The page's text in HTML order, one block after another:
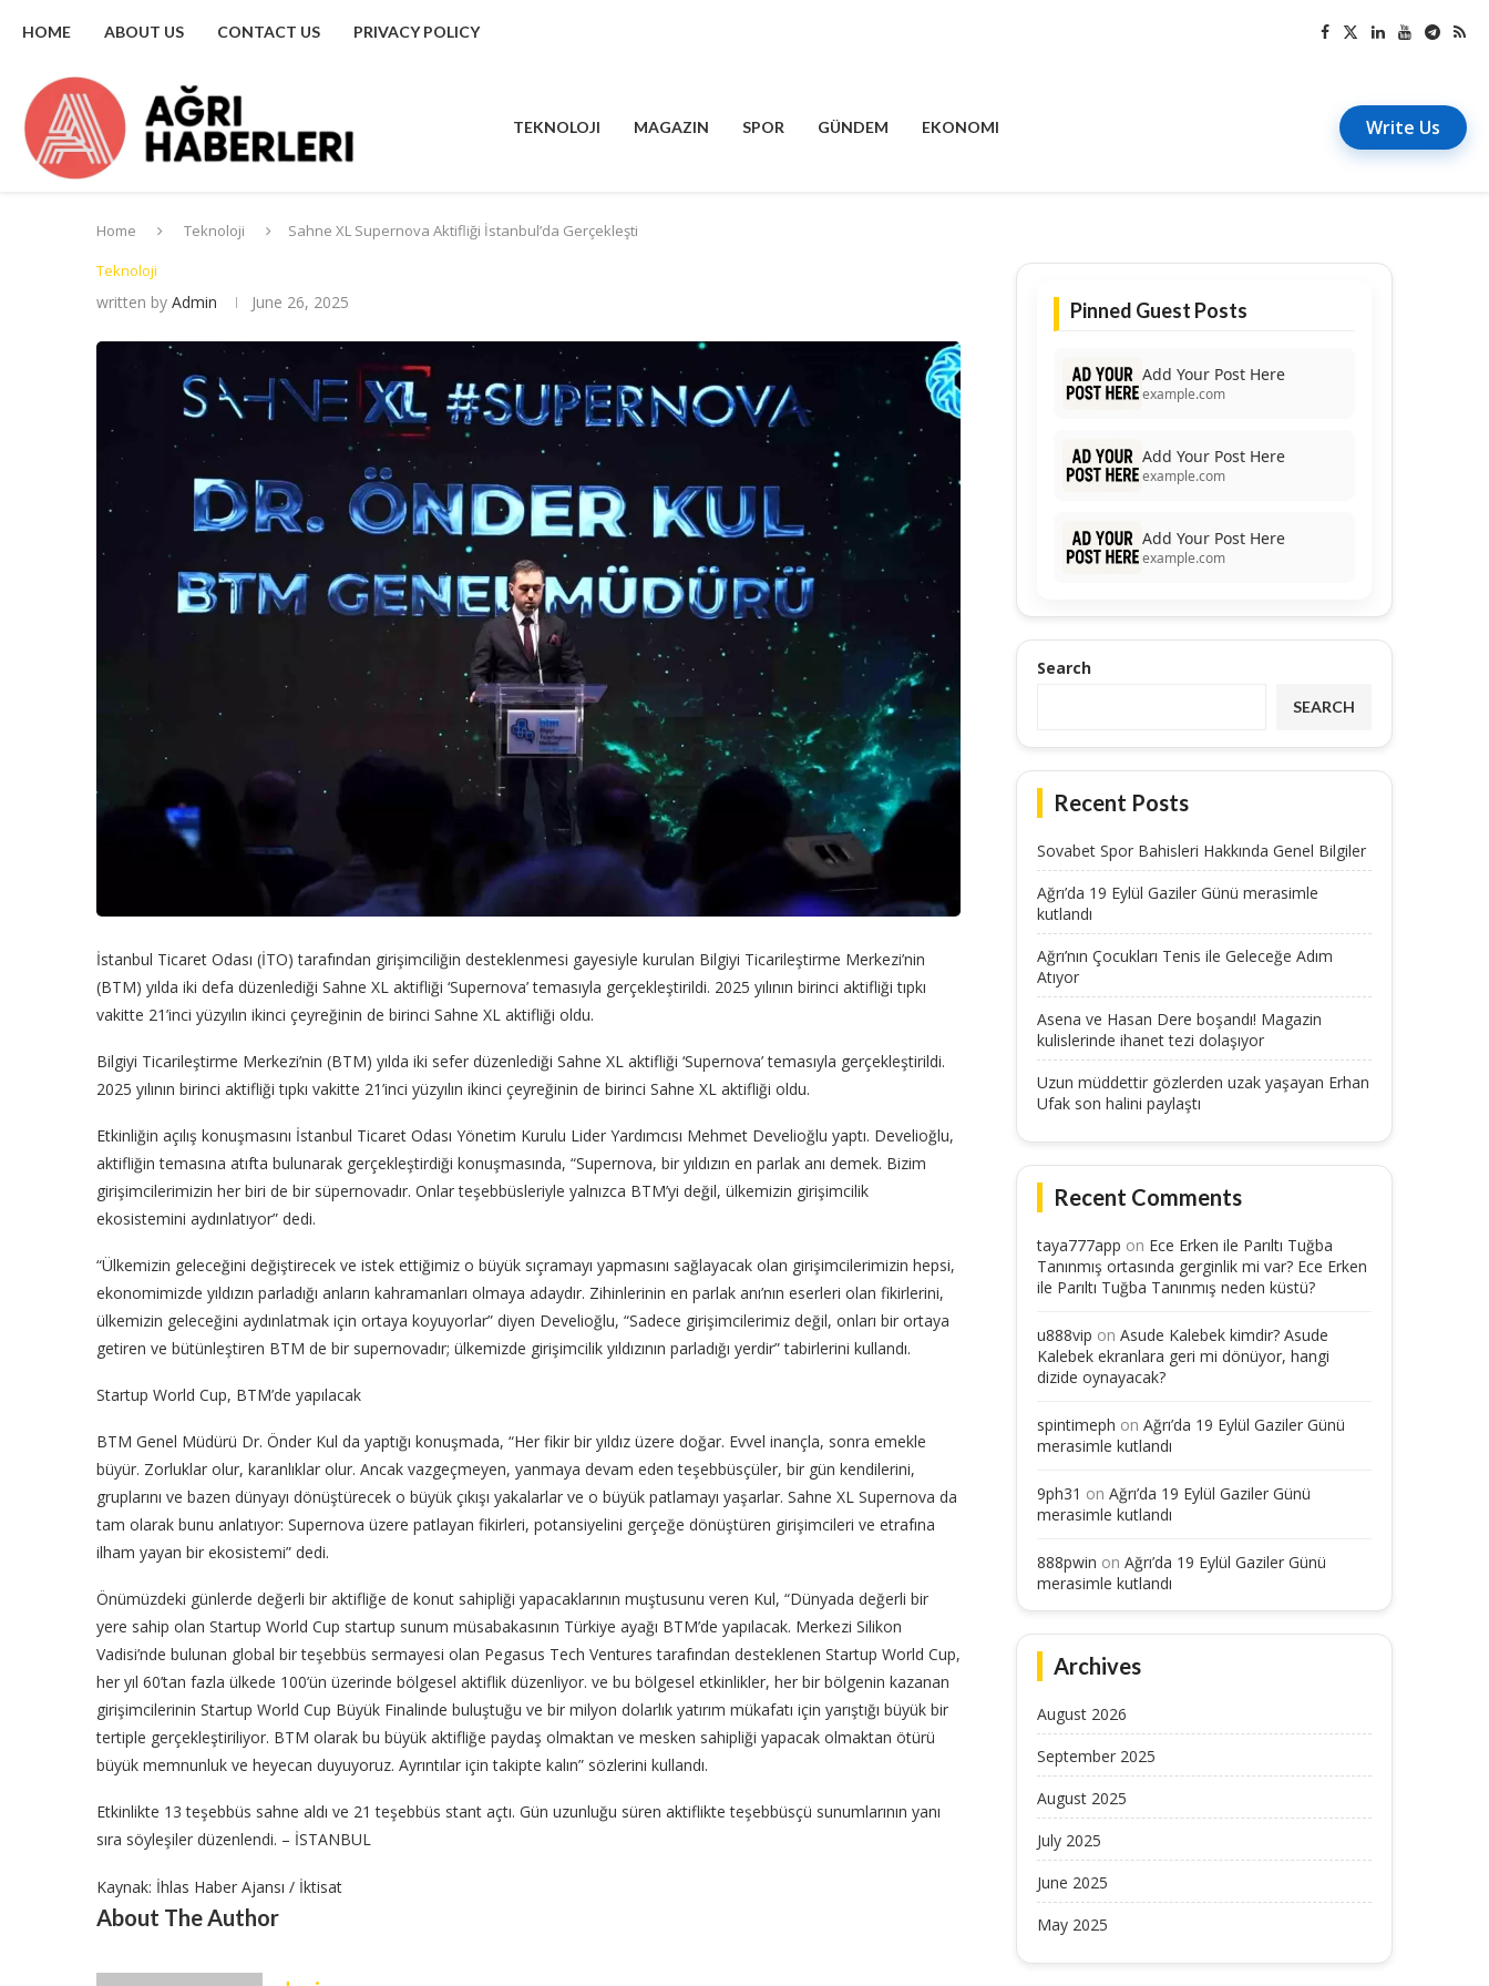
HOME ABOUT US CONTACT US PRIVACY POLICY
TEKNOLOJI MAGAZIN SPOR GÜNDEM EKONOMI Write Us
Home Teknoloji
Sahne XL Supernova Aktifliği İstanbul’da Gerçekleşti
Teknoloji
written by Admin June 26, 2025
İstanbul Ticaret Odası (İTO) tarafından girişimciliğin desteklenmesi gayesiyle kurulan Bilgiyi Ticarileştirme Merkezi’nin
(BTM) yılda iki defa düzenlediği Sahne XL aktifliği ‘Supernova’ temasıyla gerçekleştirildi. 2025 yılının birinci aktifliği tıpkı
vakitte 21’inci yüzyılın ikinci çeyreğinin de birinci Sahne XL aktifliği oldu.
Bilgiyi Ticarileştirme Merkezi’nin (BTM) yılda iki sefer düzenlediği Sahne XL aktifliği ‘Supernova’ temasıyla gerçekleştirildi.
2025 yılının birinci aktifliği tıpkı vakitte 21’inci yüzyılın ikinci çeyreğinin de birinci Sahne XL aktifliği oldu.
Etkinliğin açılış konuşmasını İstanbul Ticaret Odası Yönetim Kurulu Lider Yardımcısı Mehmet Develioğlu yaptı. Develioğlu,
aktifliğin temasına atıfta bulunarak gerçekleştirdiği konuşmasında, “Supernova, bir yıldızın en parlak anı demek. Bizim
girişimcilerimizin her biri de bir süpernovadır. Onlar teşebbüsleriyle yalnızca BTM’yi değil, ülkemizin girişimcilik
ekosistemini aydınlatıyor” dedi.
“Ülkemizin geleceğini değiştirecek ve istek ettiğimiz o büyük sıçramayı yapmasını sağlayacak olan girişimcilerimizin hepsi,
ekonomimizde yıldızın parladığı anların kahramanları olmaya adaydır. Zihinlerinin en parlak anı’nın eserleri olan fikirlerini,
ülkemizin geleceğini aydınlatmak için ortaya koyuyorlar” diyen Develioğlu, “Sadece girişimcilerimiz değil, onları bir ortaya
getiren ve bütünleştiren BTM de bir supernovadır; ülkemizde girişimcilik yıldızının parladığı yerdir” tabirlerini kullandı.
Startup World Cup, BTM’de yapılacak
BTM Genel Müdürü Dr. Önder Kul da yaptığı konuşmada, “Her fikir bir yıldız üzere doğar. Evvel inançla, sonra emekle
büyür. Zorluklar olur, karanlıklar olur. Ancak vazgeçmeyen, yanmaya devam eden teşebbüsçüler, bir gün kendilerini,
gruplarını ve bazen dünyayı dönüştürecek o büyük çıkışı yakalarlar ve o büyük patlamayı yaşarlar. Sahne XL Supernova da
tam olarak bunu anlatıyor: Supernova üzere patlayan fikirleri, potansiyelini gerçeğe dönüştüren girişimcileri ve etrafına
ilham yayan bir ekosistemi” dedi.
Önümüzdeki günlerde değerli bir aktifliğe de konut sahipliği yapacaklarının muştusunu veren Kul, “Dünyada değerli bir
yere sahip olan Startup World Cup startup sunum müsabakasının Türkiye ayağı BTM’de yapılacak. Merkezi Silikon
Vadisi’nde bulunan global bir teşebbüs sermayesi olan Pegasus Tech Ventures tarafından desteklenen Startup World Cup,
her yıl 60’tan fazla ülkede 100’ün üzerinde bölgesel aktiflik düzenliyor. ve bu bölgesel etkinlikler, her bir bölgenin kazanan
girişimcilerinin Startup World Cup Büyük Finalinde buluştuğu ve bir milyon dolarlık yatırım mükafatı için yarıştığı büyük bir
tertiple gerçekleştiriliyor. BTM olarak bu büyük aktifliğe paydaş olmaktan ve mesken sahipliği yapacak olmaktan ötürü
büyük memnunluk ve heyecan duyuyoruz. Ayrıntılar için takipte kalın” sözlerini kullandı.
Etkinlikte 13 teşebbüs sahne aldı ve 21 teşebbüs stant açtı. Gün uzunluğu süren aktiflikte teşebbüsçü sunumlarının yanı
sıra söyleşiler düzenlendi. – İSTANBUL
Kaynak: İhlas Haber Ajansı / İktisat
About The Author
Pinned Guest Posts
Add Your Post Here
example.com
Add Your Post Here
example.com
Add Your Post Here
example.com
Search
SEARCH
Recent Posts
Sovabet Spor Bahisleri Hakkında Genel Bilgiler
Ağrı’da 19 Eylül Gaziler Günü merasimle
kutlandı
Ağrı’nın Çocukları Tenis ile Geleceğe Adım
Atıyor
Asena ve Hasan Dere boşandı! Magazin
kulislerinde ihanet tezi dolaşıyor
Uzun müddettir gözlerden uzak yaşayan Erhan
Ufak son halini paylaştı
Recent Comments
taya777app on Ece Erken ile Parıltı Tuğba
Tanınmış ortasında gerginlik mi var? Ece Erken
ile Parıltı Tuğba Tanınmış neden küstü?
u888vip on Asude Kalebek kimdir? Asude
Kalebek ekranlara geri mi dönüyor, hangi
dizide oynayacak?
spintimeph on Ağrı’da 19 Eylül Gaziler Günü
merasimle kutlandı
9ph31 on Ağrı’da 19 Eylül Gaziler Günü
merasimle kutlandı
888pwin on Ağrı’da 19 Eylül Gaziler Günü
merasimle kutlandı
Archives
August 2026
September 2025
August 2025
July 2025
June 2025
May 2025